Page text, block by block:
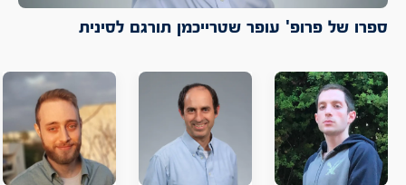
ספרו של פרופ' עופר שטרייכמן תורגם לסינית